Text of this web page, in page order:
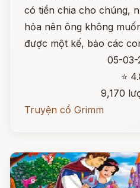
có tiền chia cho chúng,
hỏa nên ông không
được một kế, bảo các
05-03-
⭐
9,170
Truyện cổ Grimm